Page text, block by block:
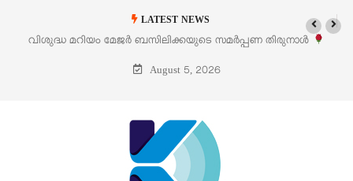
LATEST NEWS
‘പെറ്റൽസ്’ ലൈഫ് സ്റ്റൈൽ എക്സിബിഷനും സെയിലും ഓഗസ്റ്റ് 8-ന്
പെരുമാനൂരിൽ
August 5, 2026